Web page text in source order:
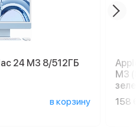
24 M3 8/512ГБ
в корзину
M3
158